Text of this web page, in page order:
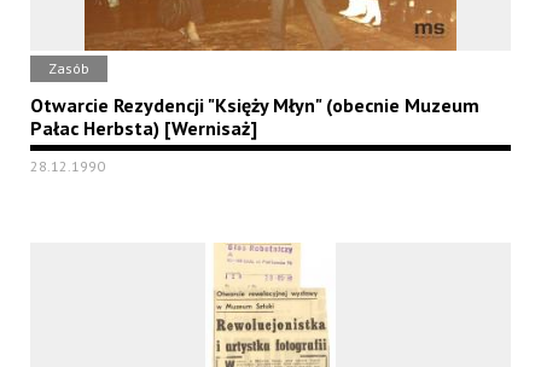
Zasób
Otwarcie Rezydencji "Księży Młyn" (obecnie Muzeum
Pałac Herbsta) [Wernisaż]
28.12.1990